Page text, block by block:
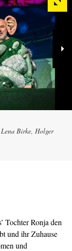
Birke, Holger
Tochter Ronja den
und ihr Zuhause
und